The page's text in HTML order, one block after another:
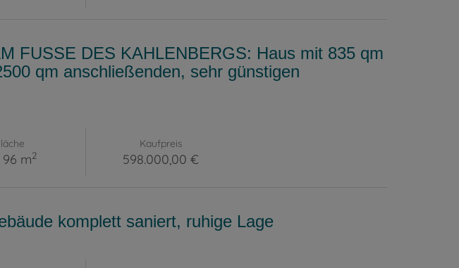
FUSSE DES KAHLENBERGS: Haus mit 835 qm
qm anschließenden, sehr günstigen
96 m2
Kaufpreis
598.000,00 €
komplett saniert, ruhige Lage